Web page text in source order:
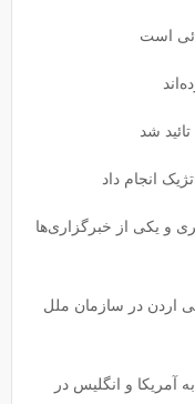
است
شد
انجام داد
و یکی از خبرگزاری‌ها
اردن در سازمان ملل
آمریکا و انگلیس در